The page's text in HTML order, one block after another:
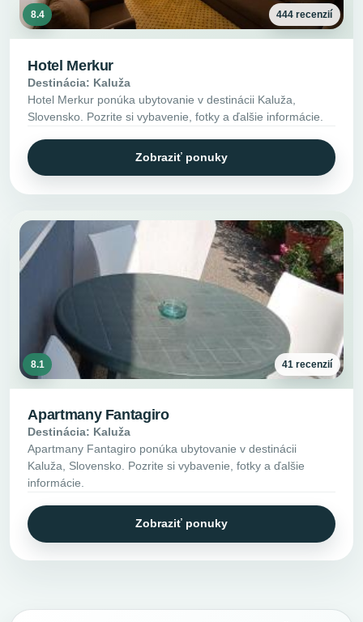
8.4 444 recenzií
Hotel Merkur
Destinácia: Kaluža
Hotel Merkur ponúka ubytovanie v destinácii Kaluža,
Slovensko. Pozrite si vybavenie, fotky a ďalšie informácie.
Zobraziť ponuky
8.1 41 recenzií
Apartmany Fantagiro
Destinácia: Kaluža
Apartmany Fantagiro ponúka ubytovanie v destinácii
Kaluža, Slovensko. Pozrite si vybavenie, fotky a ďalšie
informácie.
Zobraziť ponuky